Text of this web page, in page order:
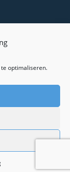
optimaliseren.